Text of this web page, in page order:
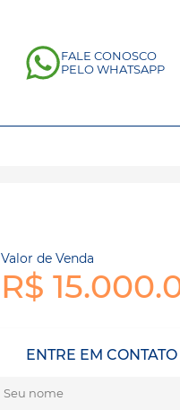
FALE CONOSCO
PELO WHATSAPP
Valor de Venda
R$
ENTRE EM CONTATO